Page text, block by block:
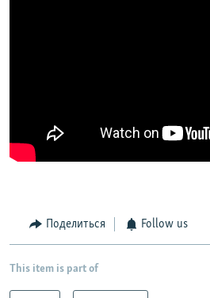
Поделиться Follow us
This item is part of